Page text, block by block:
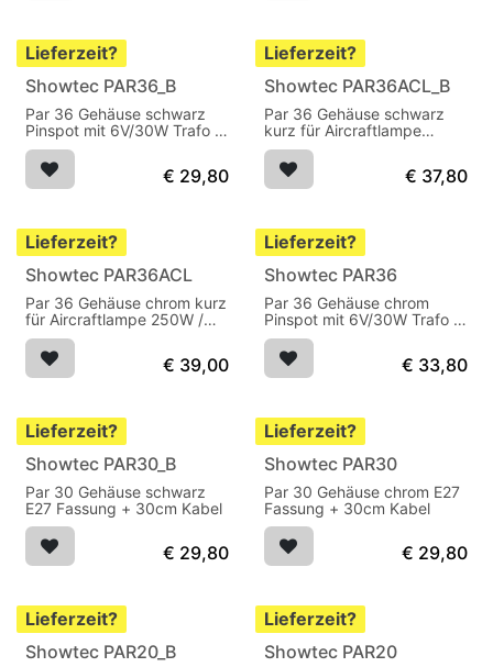
Lieferzeit?
Showtec PAR36_B
Par 36 Gehäuse schwarz
Pinspot mit 6V/30W Trafo +
30cm Kabel
€ 29,80
Lieferzeit?
Showtec PAR36ACL_B
Par 36 Gehäuse schwarz
kurz für Aircraftlampe
250W / 28V
€ 37,80
Lieferzeit?
Showtec PAR36ACL
Par 36 Gehäuse chrom kurz
für Aircraftlampe 250W /
28V
€ 39,00
Lieferzeit?
Showtec PAR36
Par 36 Gehäuse chrom
Pinspot mit 6V/30W Trafo +
30cm Kabel
€ 33,80
Lieferzeit?
Showtec PAR30_B
Par 30 Gehäuse schwarz
E27 Fassung + 30cm Kabel
€ 29,80
Lieferzeit?
Showtec PAR30
Par 30 Gehäuse chrom E27
Fassung + 30cm Kabel
€ 29,80
Lieferzeit?
Showtec PAR20_B
Lieferzeit?
Showtec PAR20